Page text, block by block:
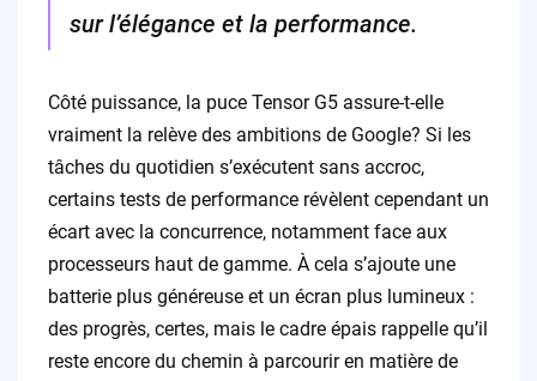
sur l’élégance et la performance.
Côté puissance, la puce Tensor G5 assure-t-elle
vraiment la relève des ambitions de Google? Si les
tâches du quotidien s’exécutent sans accroc,
certains tests de performance révèlent cependant un
écart avec la concurrence, notamment face aux
processeurs haut de gamme. À cela s’ajoute une
batterie plus généreuse et un écran plus lumineux :
des progrès, certes, mais le cadre épais rappelle qu’il
reste encore du chemin à parcourir en matière de